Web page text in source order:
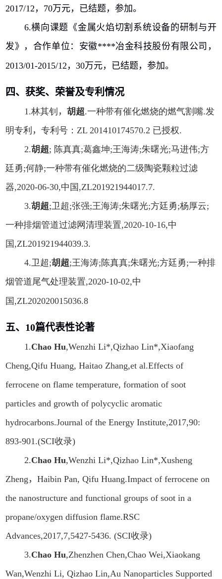
2017/12 ， 70万元，已结题，参加。
6.横向课题《金属火焰切割系统设备的研制与开
发》，合作单位：安徽****冶金科技股份有限公司，
2013/01-2015/12 ，30万元，已结题，参加。
四、获奖、荣誉及专利情况
1.林其钊 ， 胡超.一种带有催化燃烧的燃气割嘴.发
明专利 ，专利号： ZL 201410174570.2 已授权.
2.胡超; 陈真真;葛鑫坤;王海涛;朱曙光;马进伟;方
廷勇;何静;一种带有催化燃烧的二级陶瓷颗粒过滤
器,2020-06-30,中国 ,ZL201921944017.7.
3.胡超;卫超;张强;王海涛;朱曙光;方廷勇;杨厚云;
一种排烟管道过滤网清理装置,2020-10-16,中
国 ,ZL201921944039.3.
4.卫超;胡超;王海涛;陈真真;朱曙光;方廷勇;一种排
烟管道尾气处理装置,2020-10-02,中
国 ,ZL202020015036.8
五、 10篇代表性论著
1.Chao Hu,Wenzhi Li*,Qizhao Lin*,Xiaofang
Cheng,Qifu Huang, Haitao Zhang,et al.Effects of
ferrocene on flame temperature, formation of soot
particles and growth of polycyclic aromatic
hydrocarbons.Journal of the Energy Institute,2017,90:
893-901.(SCI收录)
2.Chao Hu,Wenzhi Li*,Qizhao Lin*,Xusheng
Zheng ，Haibin Pan, Qifu Huang.Impact of ferrocene on
the nanostructure and functional groups of soot in a
propane/oxygen diffusion flame.RSC
Advances,2017,7,5427-5436. (SCI收录)
3.Chao Hu,Zhenzhen Chen,Chao Wei,Xiaokang
Wan,Wenzhi Li, Qizhao Lin,Au Nanoparticles Supported